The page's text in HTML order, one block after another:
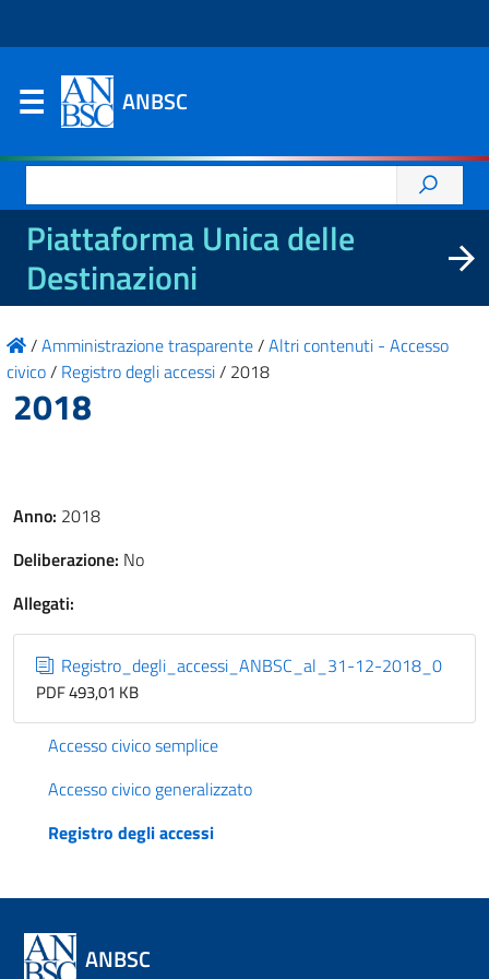
ANBSC
per:
Piattaforma Unica delle
Destinazioni
/Amministrazione trasparente/Altri contenuti - Accesso
civico/ Registro degli accessi/ 2018
2018
Anno: 2018
Deliberazione: No
Allegati:
Registro_degli_accessi_ANBSC_al_31-12-2018_0
PDF 493,01 KB
Accesso civico semplice
Accesso civico generalizzato
Registro degli accessi
ANBSC